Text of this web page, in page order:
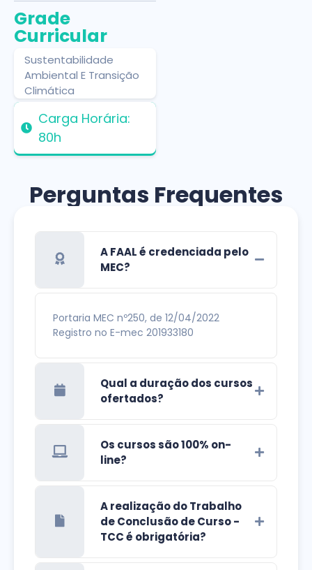
Grade
Curricular
Sustentabilidade
Ambiental E Transição
Climática
Carga Horária:
80h
Perguntas Frequentes
A FAAL é credenciada pelo
MEC?
Portaria MEC nº250, de 12/04/2022
Registro no E-mec 201933180
Qual a duração dos cursos
ofertados?
Os cursos são 100% on-
line?
A realização do Trabalho
de Conclusão de Curso -
TCC é obrigatória?